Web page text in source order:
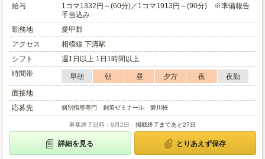
給与
1コマ1332円～(60分)／1コマ1913円～(90分) ※準備報告
手当込み
勤務地
愛甲郡
アクセス
相模線 下溝駅
シフト
週1日以上 1日1時間以上
時間帯
早朝 朝 昼 夕方 夜
夜勤
面接地
応募先
個別指導専門 創英ゼミナール 愛川校
募集終了日時：9月2日 掲載終了まであと27日
詳細を見る とりあえず保存